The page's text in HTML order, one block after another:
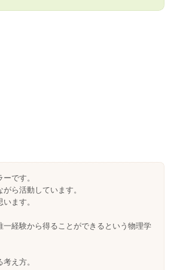
です。
ら活動しています。
ます。
一経験から得ることができるという物理学
え方。